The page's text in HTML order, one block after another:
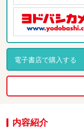
電子書店で購入する
内容紹介